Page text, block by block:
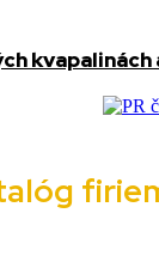
kvapalinách